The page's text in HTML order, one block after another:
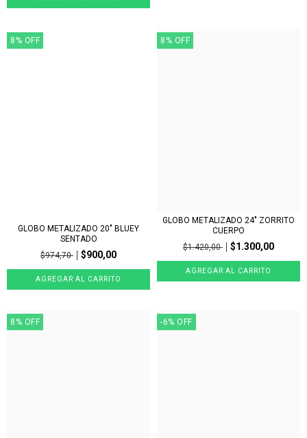
8 % OFF
GLOBO METALIZADO 20" BLUEY
SENTADO
$974,70
$900,00
8 % OFF
GLOBO METALIZADO 24" ZORRITO
CUERPO
$1.420,00
$1.300,00
8 % OFF -6% OFF